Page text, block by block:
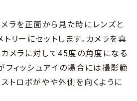
ラを正面から見た時にレンズと
リーにセットします。カメラを真
カメラに対して45度の角度になる
フィッシュアイの場合には撮影範
トロボがやや外側を向くように